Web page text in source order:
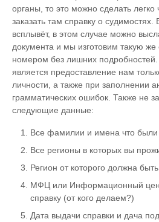
органы, то это можно сделать легко
заказать там справку о
всплывёт, в этом случае можно
документа и мы изготовим такую же
номером без лишних
является предоставление нам
личности, а также при заполнении
грамматических ошибок. Также не
следующие данные:
Все фамилии и имена что были
Все регионы в которых вы
Регион от которого должна
МФЦ или Информационный
справку (от кого делаем?)
Дата выдачи справки и дача